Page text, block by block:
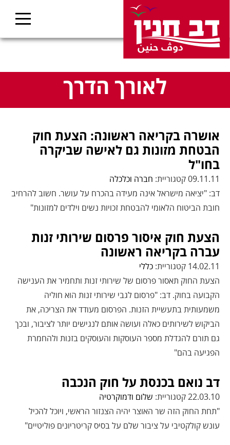
לאורך הדרך
אושרה בקריאה ראשונה: הצעת חוק
הבטחת מזונות גם לאישה שביקרה
בחו"ל
09.11.11 קטגוריית:
חברה וכלכלה
דב: "יציאה מישראל אינה מעידה בהכרח על עושר. חשוב להרחיב
חובת הביטוח הלאומי להבטחת זכויות נשים וילדים למזונות"
הצעת חוק איסור פרסום שירותי זנות
עברה בקריאה ראשונה
14.02.11 קטגוריית:
כללי
הצעת החוק תאסור פרסום של שירותי זנות ותחמיר את הענישה
הקבועה בחוק. דב: "פרסום לגבי שירותי זנות הוא חוליה
משמעותית בתעשיית הזנות. הפרסום מעודד את הצריכה, את
הביקוש לשירותים כאלה ועושה אותם לנגישים יותר לציבור, ובכך
גם תורם להגדלת מספר העוסקות והעוסקים בזנות ולהחמרת
הפגיעה בהם"
דב נואם בכנסת על חוק הנכבה
22.03.10 קטגוריית:
שלום ודמוקרטיה
"תחת החוק הזה שר האוצר יהיה הצנזור הראשי, ויוכל להכיל
עונש קולקטיבי על ציבור שלם על בסיס קריטריונים פוליטיים"